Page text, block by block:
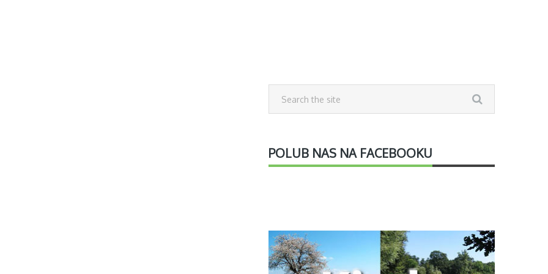
POLUB NAS NA FACEBOOKU